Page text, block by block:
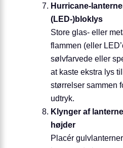
Hurricane-
(LED-)bloklys
Store glas- eller
flammen (eller
sølvfarvede eller
at kaste ekstra lys
størrelser sammen
udtryk.
Klynger af
højder
Placér